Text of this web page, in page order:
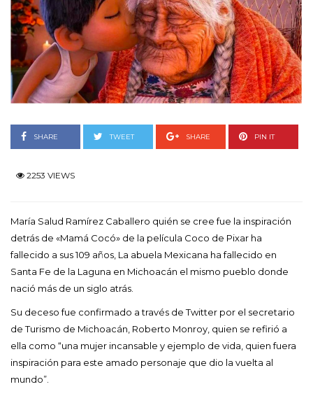
SHARE TWEET SHARE PIN IT
2253 VIEWS
María Salud Ramírez Caballero quién se cree fue la inspiración
detrás de «Mamá Cocó» de la película Coco de Pixar ha
fallecido a sus 109 años, La abuela Mexicana ha fallecido en
Santa Fe de la Laguna en Michoacán el mismo pueblo donde
nació más de un siglo atrás.
Su deceso fue confirmado a través de Twitter por el secretario
de Turismo de Michoacán, Roberto Monroy, quien se refirió a
ella como “una mujer incansable y ejemplo de vida, quien fuera
inspiración para este amado personaje que dio la vuelta al
mundo”.